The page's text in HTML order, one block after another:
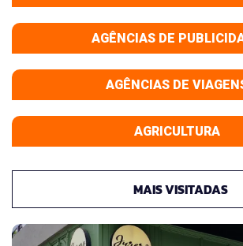
AGÊNCIAS DE
AGÊNCIAS DE
AGRICULTURA
MAIS VISITADAS